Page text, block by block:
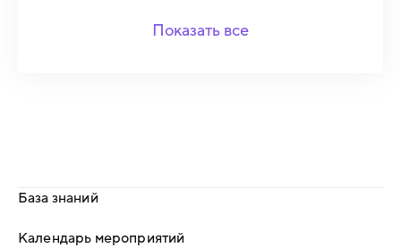
Показать все
База знаний
Календарь мероприятий